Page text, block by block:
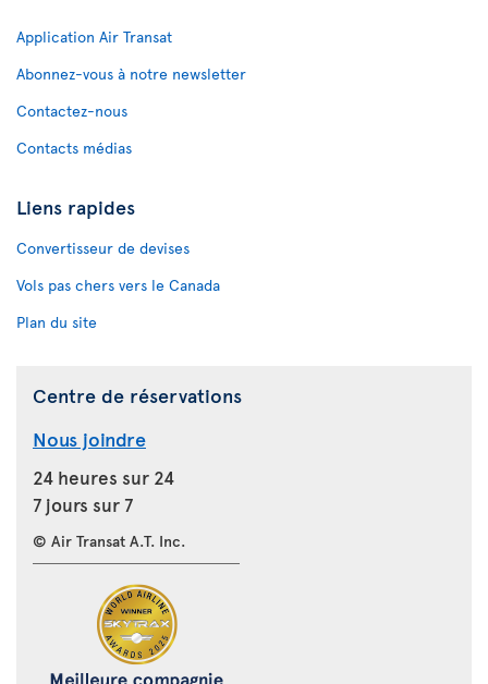
Application Air Transat
Abonnez-vous à notre newsletter
Contactez-nous
Contacts médias
Liens rapides
Convertisseur de devises
Vols pas chers vers le Canada
Plan du site
Centre de réservations
Nous joindre
24 heures sur 24
7 jours sur 7
© Air Transat A.T. Inc.